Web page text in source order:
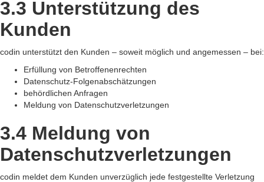
3.3 Unterstützung des
Kunden
codin unterstützt den Kunden – soweit möglich und angemessen – bei:
Erfüllung von Betroffenenrechten
Datenschutz-Folgenabschätzungen
behördlichen Anfragen
Meldung von Datenschutzverletzungen
3.4 Meldung von
Datenschutzverletzungen
codin meldet dem Kunden unverzüglich jede festgestellte Verletzung